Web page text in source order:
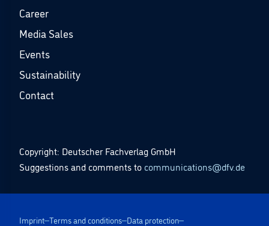
Career
Media Sales
Events
Sustainability
Contact
Copyright: Deutscher Fachverlag GmbH
Suggestions and comments to communications@dfv.de
Imprint Terms and conditions Data protection